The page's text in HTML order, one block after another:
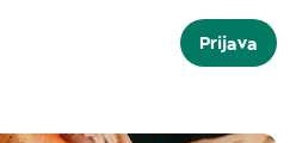
Prijava